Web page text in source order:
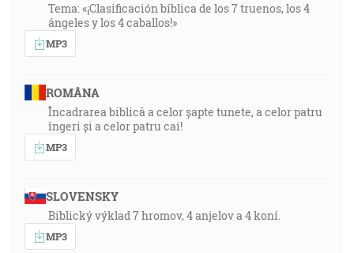
Tema: «¡Clasificación bíblica de los 7 truenos, los 4
ángeles y los 4 caballos!»
MP3
ROMÂNA
Încadrarea biblică a celor șapte tunete, a celor patru
îngeri și a celor patru cai!
MP3
SLOVENSKY
Biblický výklad 7 hromov, 4 anjelov a 4 koní.
MP3